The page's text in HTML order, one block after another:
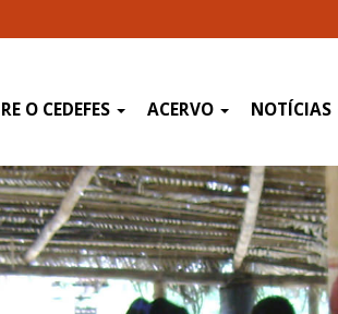
O CEDEFES ACERVO NOTÍCIAS